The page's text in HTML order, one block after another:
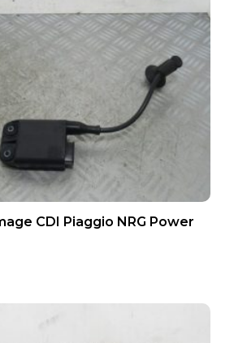
CDI Piaggio NRG Power